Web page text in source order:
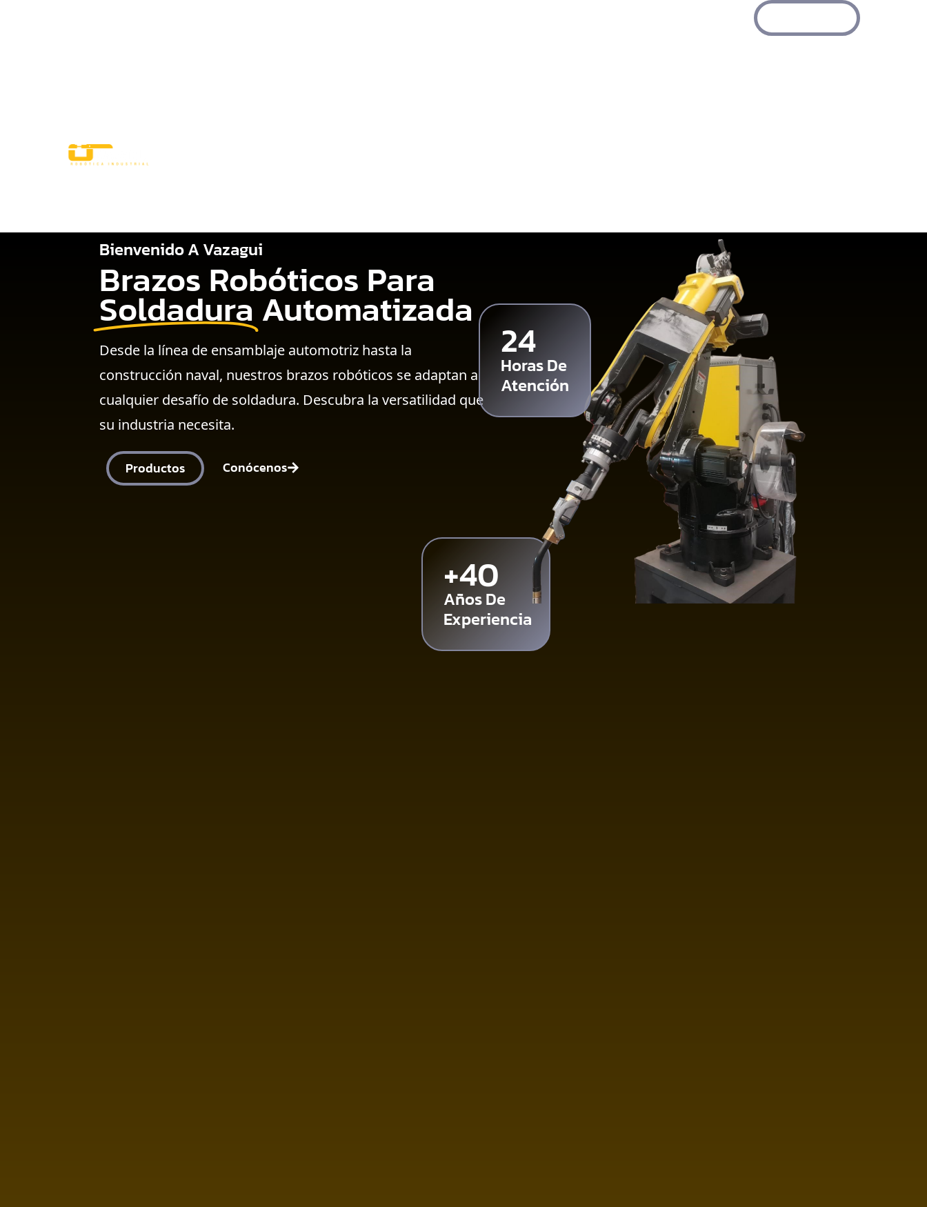
Bienvenido A Vazagui
Brazos Robóticos Para
Soldadura Automatizada
Desde la línea de ensamblaje automotriz hasta la
construcción naval, nuestros brazos robóticos se adaptan a
cualquier desafío de soldadura. Descubra la versatilidad que
su industria necesita.
Productos Conócenos
Años De
Experiencia
+40
Horas De
Atención
24